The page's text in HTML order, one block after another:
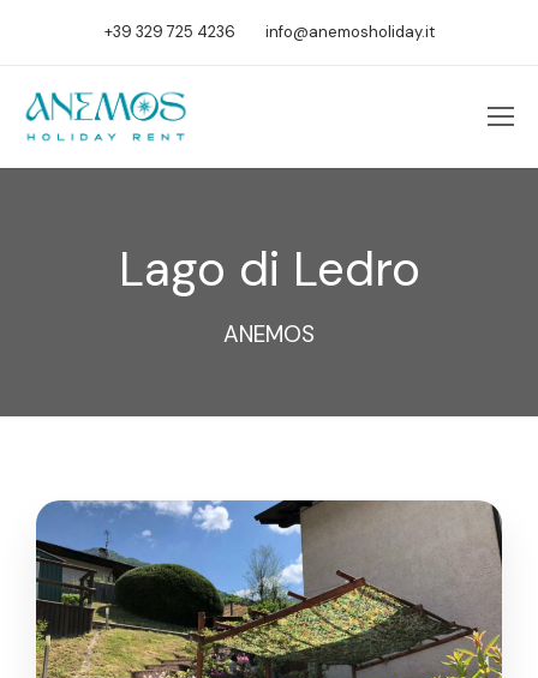
+39 329 725 4236 info@anemosholiday.it
Lago di Ledro
ANEMOS